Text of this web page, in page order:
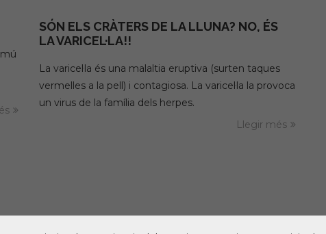
SÓN ELS CRÀTERS DE LA LLUNA? NO, ÉS
LA VARICEL·LA!!
La varicel·la és una malaltia eruptiva (surten taques
vermelles a la pell) i contagiosa. La varicel·la la provoca
un virus de la família dels herpes.
Llegir més